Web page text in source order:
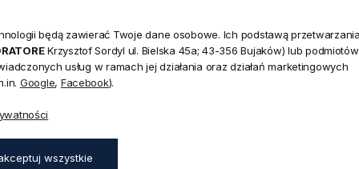
NEWSLETTER
Dołącz
Zapisz się do
na pierwsze
- 17:00,
będą zawierać Twoje dane osobowe. Ich podstawą przetwarzania
Krzysztof Sordyl ul. Bielska 45a; 43-356 Bujaków) lub podmiotów
usług w ramach jej działania oraz działań marketingowych
Google, Facebook).
wszystkie